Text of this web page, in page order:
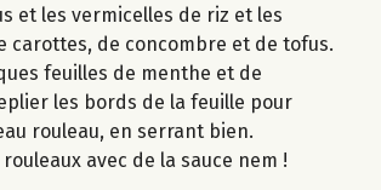
et les vermicelles de riz et les
carottes, de concombre et de tofus.
feuilles de menthe et de
les bords de la feuille pour
rouleau, en serrant bien.
avec de la sauce nem !